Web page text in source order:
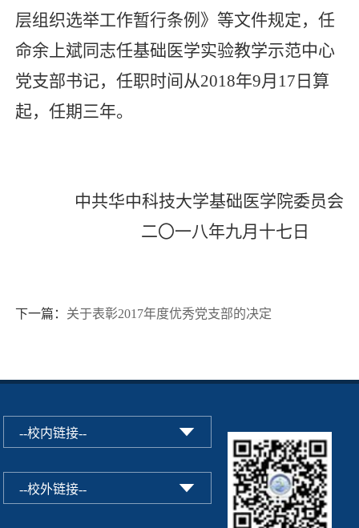
层组织选举工作暂行条例》等文件规定，任
命余上斌同志任基础医学实验教学示范中心
党支部书记，任职时间从2018年9月 17 日算
起，任期三年。
中共华中科技大学基础医学院委员会
二〇一八年九月十七日
下一篇： 关于表彰2017年度优秀党支部的决定